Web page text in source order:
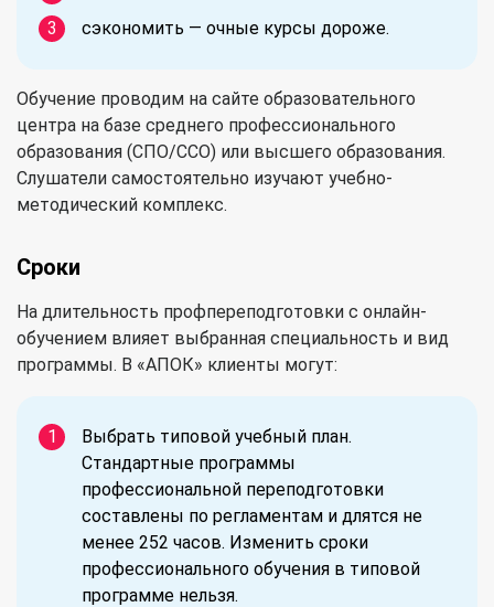
сэкономить — очные курсы дороже.
Обучение проводим на сайте образовательного
центра на базе среднего профессионального
образования (СПО/ССО) или высшего образования.
Слушатели самостоятельно изучают учебно-
методический комплекс.
Сроки
На длительность профпереподготовки с онлайн-
обучением влияет выбранная специальность и вид
программы. В «АПОК» клиенты могут:
Выбрать типовой учебный план.
Стандартные программы
профессиональной переподготовки
составлены по регламентам и длятся не
менее 252 часов. Изменить сроки
профессионального обучения в типовой
программе нельзя.